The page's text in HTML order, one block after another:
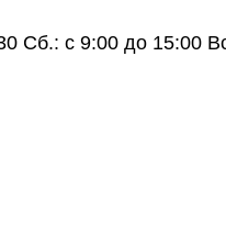
Сб.: с 9:00 до 15:00